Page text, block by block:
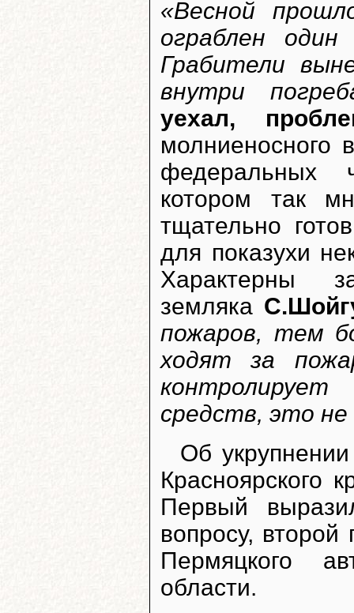
«Весной
ограблен
Грабители
внутри
уехал,
молниеносного
федеральных
котором так
тщательно
для показухи
Характерны
земляка
пожаров, тем
ходят за
средств, это
Об
Красноярского
Первый
вопросу,
Пермяцкого
области.